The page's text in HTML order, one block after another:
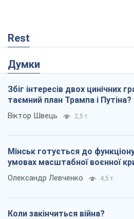
Rest
Думки
Збіг інтересів двох цинічних
таємний план Трампа і Путіна?
Віктор Швець 2,5 т.
Мінськ готується до
умовах масштабної воєнної
Олександр Левченко 4,5 т.
Коли закінчиться війна?